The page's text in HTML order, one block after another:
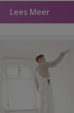
Lees Meer